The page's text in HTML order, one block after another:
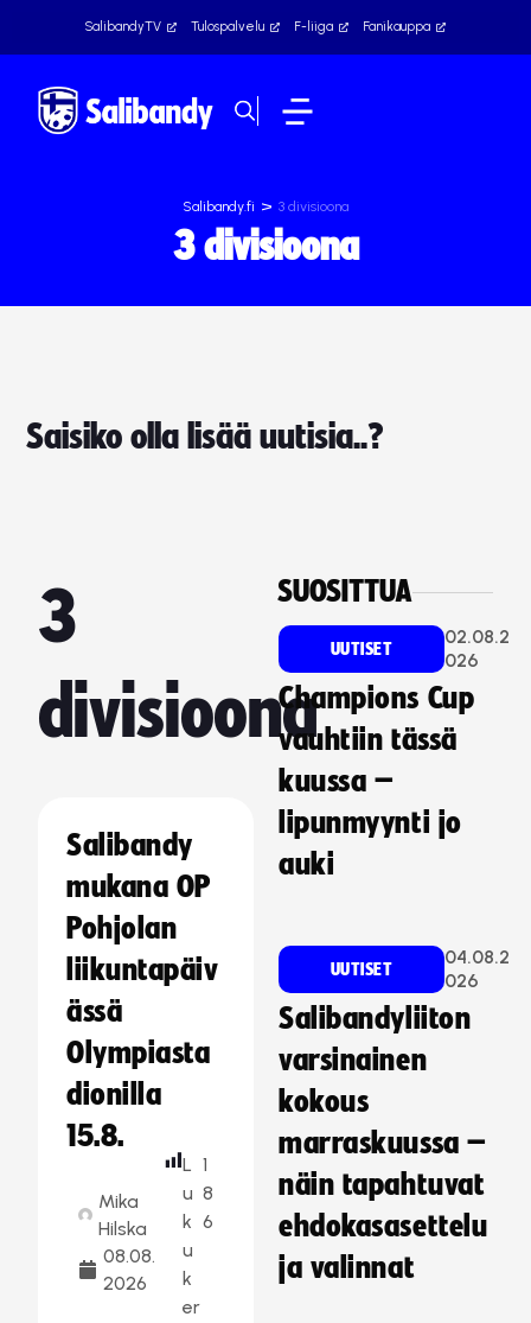
SalibandyTV Tulospalvelu F-liiga Fanikauppa
Salibandy.fi > 3 divisioona
3 divisioona
Saisiko olla lisää uutisia..?
3
divisioona
Salibandy
mukana OP
Pohjolan
liikuntapäiv
ässä
Olympiasta
dionilla
15.8.
Mika
Hilska
08.08.
2026
L
u
k
u
k
er
1
8
6
SUOSITTUA
UUTISET
02.08.2
026
Champions Cup
vauhtiin tässä
kuussa –
lipunmyynti jo
auki
UUTISET
04.08.2
026
Salibandyliiton
varsinainen
kokous
marraskuussa –
näin tapahtuvat
ehdokasasettelu
ja valinnat